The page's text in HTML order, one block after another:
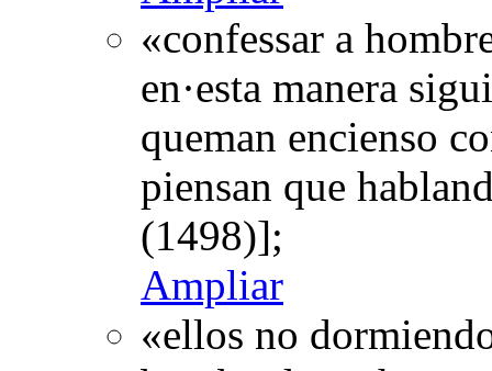
«confessar a
en·esta manera
queman encienso
piensan que
(1498)];
Ampliar
«ellos no